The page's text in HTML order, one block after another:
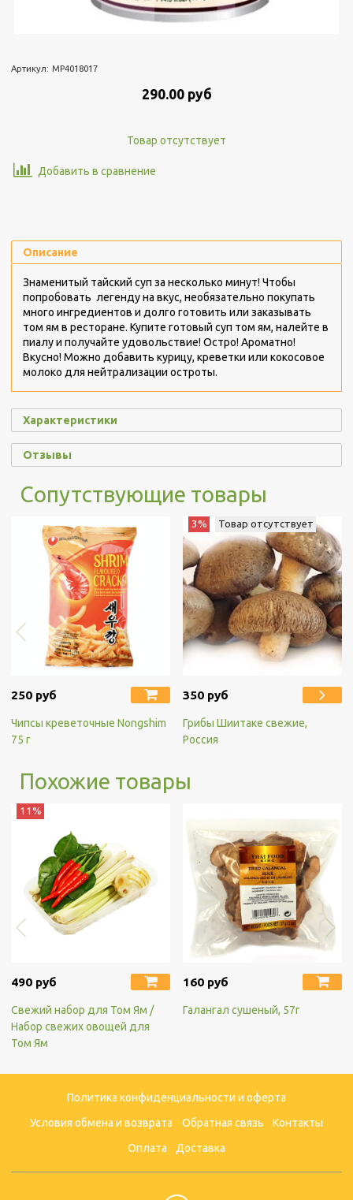
Артикул: MP4018017
290.00 руб
Товар отсутствует
Добавить в сравнение
Описание
Знаменитый тайский суп за несколько минут! Чтобы
попробовать легенду на вкус, необязательно покупать
много ингредиентов и долго готовить или заказывать
том ям в ресторане. Купите готовый суп том ям, налейте в
пиалу и получайте удовольствие! Остро! Ароматно!
Вкусно! Можно добавить курицу, креветки или кокосовое
молоко для нейтрализации остроты.
Характеристики
Отзывы
Сопутствующие товары
250 руб
Чипсы креветочные Nongshim
75 г
3% Товар отсутствует
350 руб
Грибы Шиитаке свежие,
Россия
Похожие товары
11%
490 руб
Свежий набор для Том Ям /
Набор свежих овощей для
Том Ям
160 руб
Галангал сушеный, 57г
Политика конфиденциальности и оферта
Условия обмена и возврата Обратная связь Контакты
Оплата Доставка